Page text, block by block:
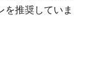
を推奨していま